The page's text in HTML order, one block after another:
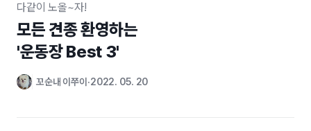
다같이 노올~자!
모든 견종 환영하는
'운동장 Best 3'
꼬순내 이쭈이 2022. 05. 20